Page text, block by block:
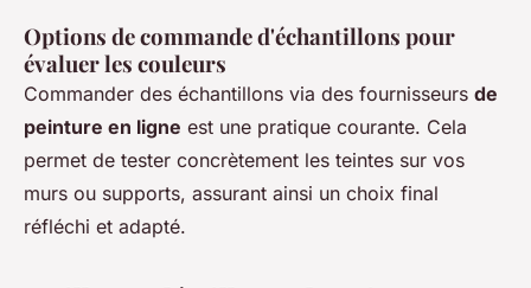
Options de commande d'échantillons pour
évaluer les couleurs
Commander des échantillons via des fournisseurs de
peinture en ligne est une pratique courante. Cela
permet de tester concrètement les teintes sur vos
murs ou supports, assurant ainsi un choix final
réfléchi et adapté.